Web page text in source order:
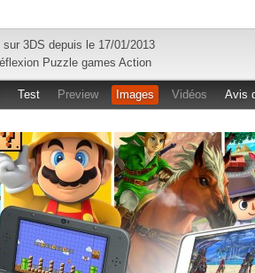
sur 3DS depuis le 17/01/2013
Puzzle games Action
Test Preview Images Vidéos Avis